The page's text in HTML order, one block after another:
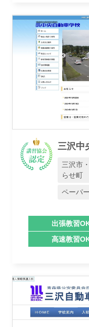
三沢中
三沢市
らせ町
ペーパ
出張教習
高速教習